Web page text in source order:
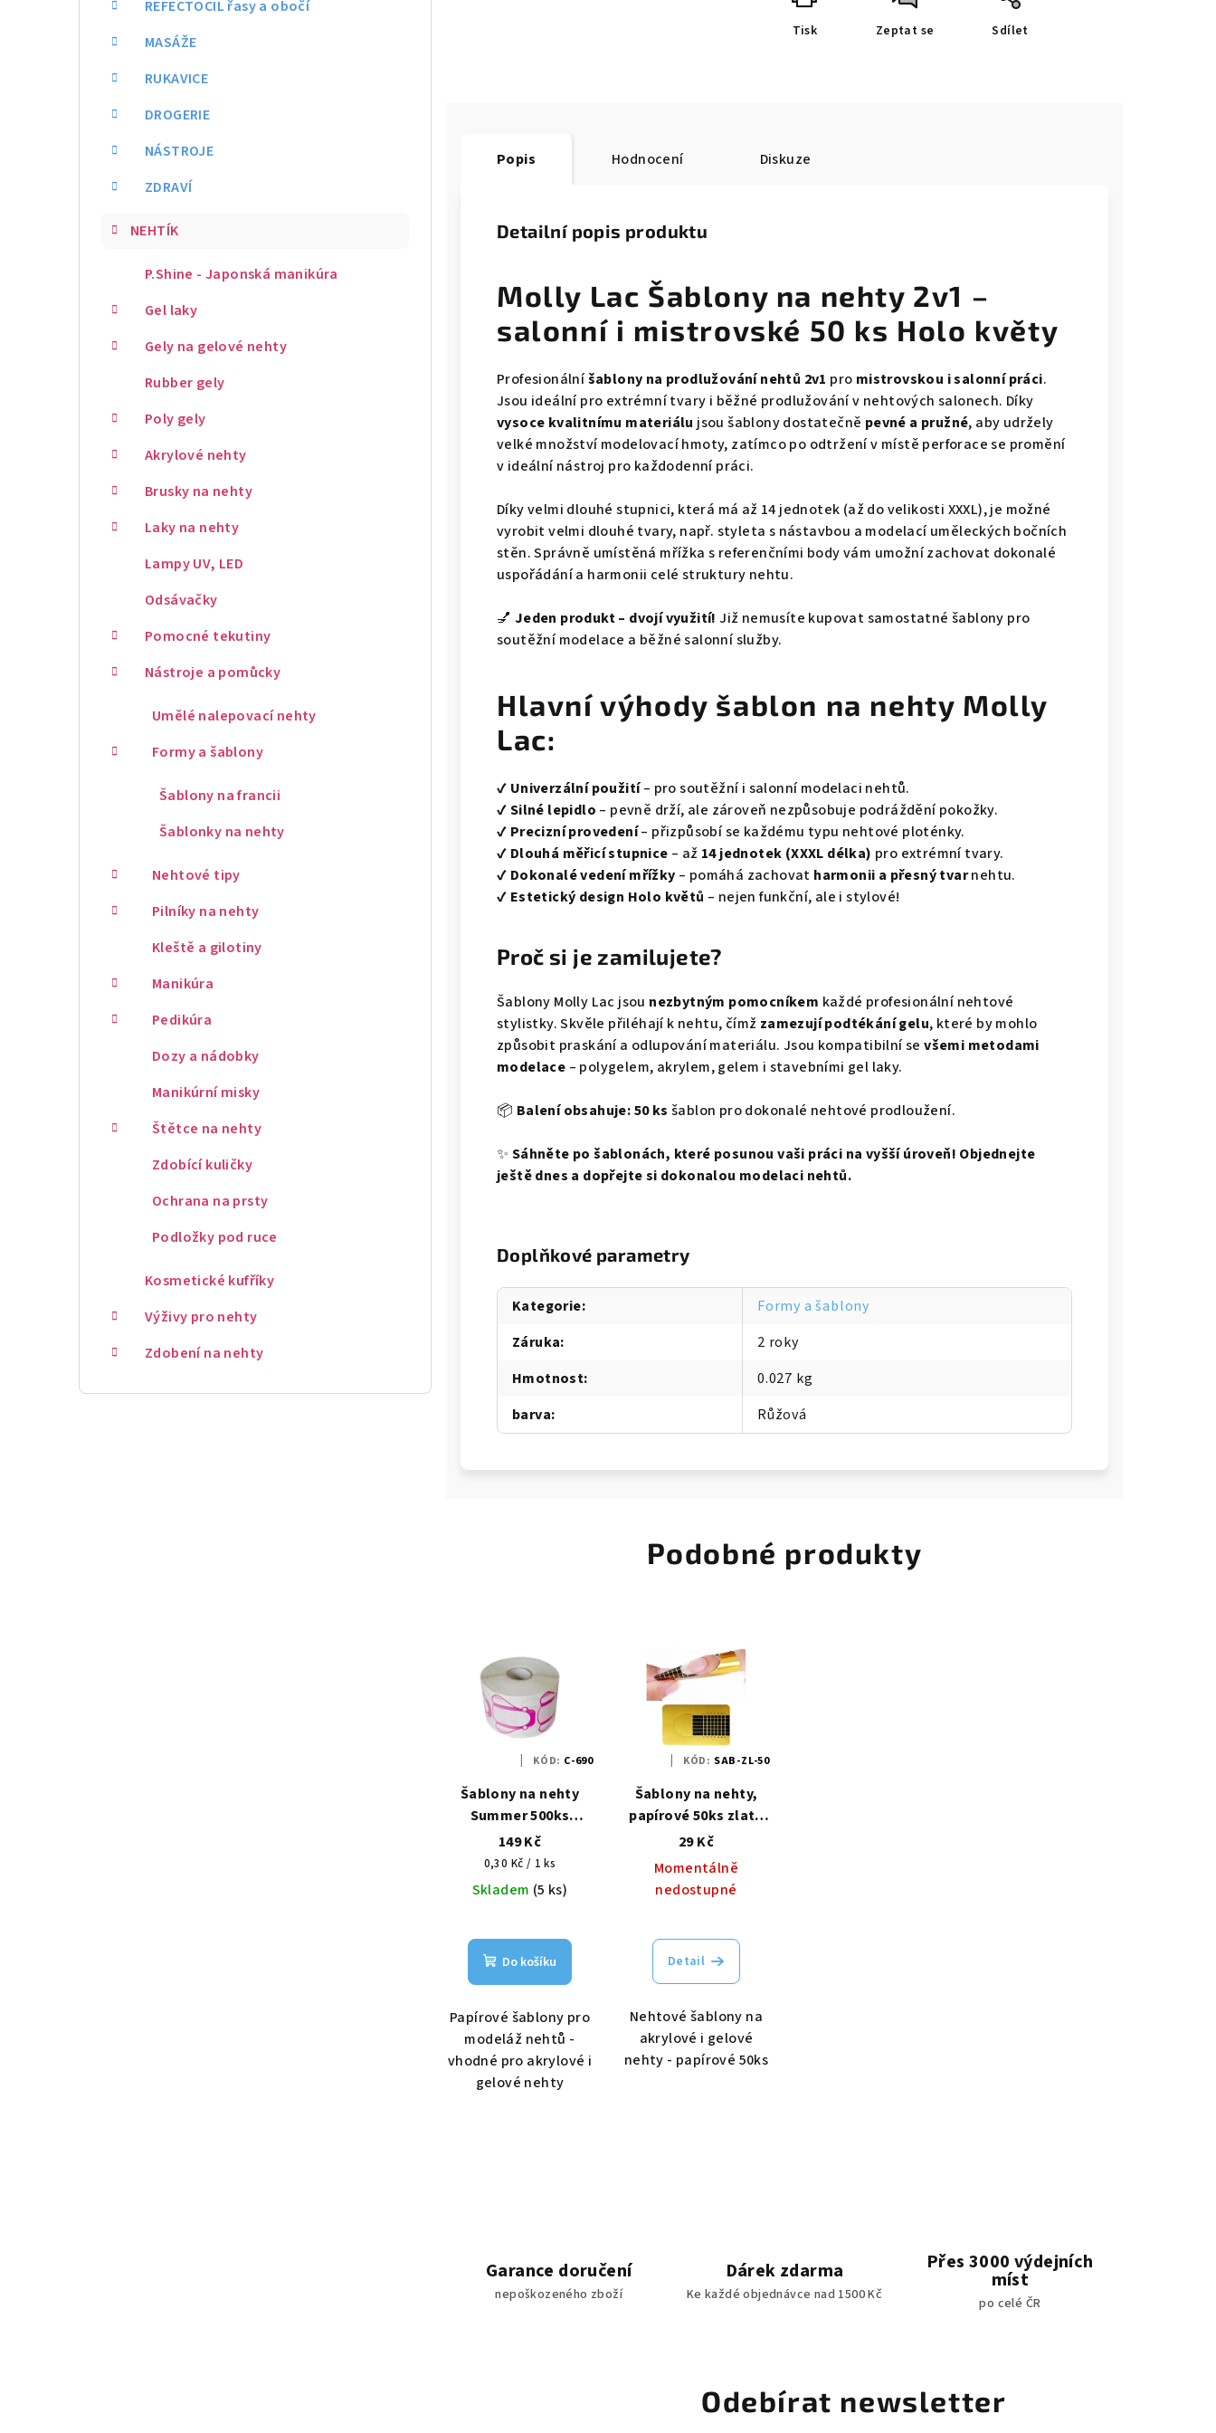
REFECTOCIL řasy a obočí
MASÁŽE
RUKAVICE
DROGERIE
NÁSTROJE
ZDRAVÍ
NEHTÍK
P.Shine - Japonská manikúra
Gel laky
Gely na gelové nehty
Rubber gely
Poly gely
Akrylové nehty
Brusky na nehty
Laky na nehty
Lampy UV, LED
Odsávačky
Pomocné tekutiny
Nástroje a pomůcky
Umělé nalepovací nehty
Formy a šablony
Šablony na francii
Šablonky na nehty
Nehtové tipy
Pilníky na nehty
Kleště a gilotiny
Manikúra
Pedikúra
Dozy a nádobky
Manikúrní misky
Štětce na nehty
Zdobící kuličky
Ochrana na prsty
Podložky pod ruce
Kosmetické kufříky
Výživy pro nehty
Zdobení na nehty
Tisk Zeptat se Sdílet
Popis Hodnocení Diskuze
Detailní popis produktu
Molly Lac Šablony na nehty 2v1 –
salonní i mistrovské 50 ks Holo květy
Profesionálníšablony na prodlužování nehtů 2v1 pro mistrovskou isalonní práci.
Jsou ideální pro extrémní tvary i běžné prodlužování v nehtových salonech. Díky
vysoce kvalitnímu materiálu jsou šablony dostatečně pevné a pružné, aby udržely
velké množství modelovací hmoty, zatímco po odtržení v místě perforace se promění
v ideální nástroj pro každodenní práci.
Díky velmi dlouhé stupnici, která má až 14 jednotek (až do velikosti XXXL), je možné
vyrobit velmi dlouhé tvary, např. styleta s nástavbou a modelací uměleckých bočních
stěn. Správně umístěná mřížka s referenčními body vám umožní zachovat dokonalé
uspořádání a harmonii celé struktury nehtu.
💅 Jeden produkt – dvojí využití! Již nemusíte kupovat samostatné šablony pro
soutěžní modelace a běžné salonní služby.
Hlavní výhody šablon na nehty Molly
Lac:
✔ Univerzální použití– pro soutěžní i salonní modelaci nehtů.
✔Silné lepidlo – pevně drží, ale zároveň nezpůsobuje podráždění pokožky.
✔ Precizní provedení– přizpůsobí se každému typu nehtové ploténky.
✔ Dlouhá měřicí stupnice – až 14 jednotek (XXXL délka) pro extrémní tvary.
✔ Dokonalé vedení mřížky – pomáhá zachovat harmonii a přesný tvarnehtu.
✔ Estetický design Holo květů – nejen funkční, ale i stylové!
Proč si je zamilujete?
Šablony Molly Lac jsou nezbytným pomocníkem každé profesionální nehtové
stylistky. Skvěle přiléhají k nehtu, čímž zamezují podtékání gelu, které by mohlo
způsobit praskání a odlupování materiálu. Jsou kompatibilní sevšemi metodami
modelace – polygelem, akrylem, gelem i stavebními gel laky.
📦 Balení obsahuje:50 ks šablon pro dokonalé nehtové prodloužení.
✨ Sáhněte po šablonách, které posunou vaši práci na vyšší úroveň! Objednejte
ještě dnes a dopřejte si dokonalou modelaci nehtů.
Doplňkové parametry
Kategorie:
Formy a šablony
Záruka:
2 roky
Hmotnost:
0.027 kg
barva: Růžová
Podobné produkty
Šablony na nehty
Summer 500ks
včelka
149 Kč
Měrná
cena:
0,30 Kč / 1 ks
Skladem (5 ks)
Do košíku
Papírové šablony pro
modeláž nehtů -
vhodné pro akrylové i
gelové nehty
KÓD: C-690
Šablony na nehty,
papírové 50ks zlaté
úzké
29 Kč
Momentálně
nedostupné
Detail
Nehtové šablony na
akrylové i gelové
nehty - papírové 50ks
KÓD: SAB-ZL-50
Garance doručení
nepoškozeného zboží
Dárek zdarma
Ke každé objednávce nad 1500 Kč
Přes 3000 výdejních
míst
po celé ČR
Odebírat newsletter